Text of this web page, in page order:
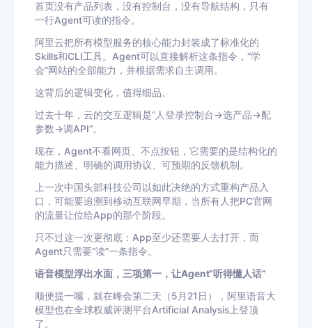
首页没有产品列表，没有控制台，没有导航结构，只有
一行Agent可读的指令。
阿里云把所有模型服务的核心能力封装成了标准化的
Skills和CLI工具。Agent可以直接解析这条指令，“学
会”网站的全部能力，并根据需求自主调用。
这背后的逻辑变化，值得细品。
过去十年，云的交互逻辑是“人登录控制台→选产品→配
参数→调API”。
现在，Agent不看网页、不点按钮，它需要的是结构化的
能力描述、明确的调用协议、可预期的反馈机制。
上一次中国头部科技公司以如此决绝的方式重构产品入
口，可能要追溯到移动互联网早期，当所有人把PC官网
的流量让位给App的那个阶段。
只不过这一次更彻底：App至少还需要人去打开，而
Agent只需要“读”一条指令。
语音模型浮出水面，三项第一，让Agent“听得懂人话”
顺便提一嘴，就在峰会第二天（5月21日），阿里语音大
模型也在全球权威评测平台Artificial Analysis上登顶
了。